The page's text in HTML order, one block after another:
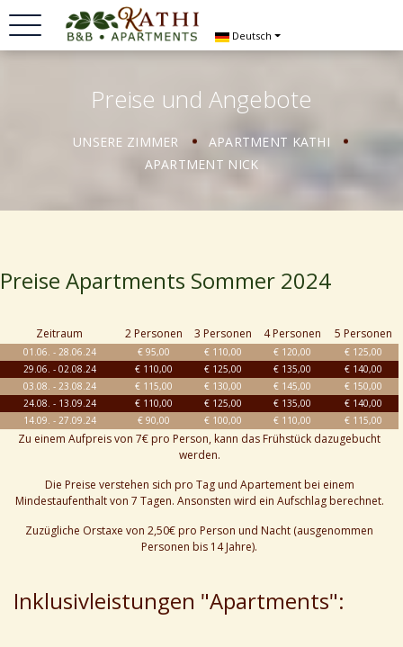
Deutsch
Preise und Angebote
UNSERE ZIMMER
APARTMENT KATHI
APARTMENT NICK
Preise Apartments Sommer 2024
Zeitraum 2 Personen 3 Personen 4 Personen 5 Personen
01.06. - 28.06.24 € 95,00 € 110,00 € 120,00
€ 125,00
29.06. - 02.08.24
€ 110,00 € 125,00 € 135,00
€ 140,00
03.08. - 23.08.24
€ 115,00 € 130,00 € 145,00
€ 150,00
24.08. - 13.09.24
€ 110,00 € 125,00 € 135,00
€ 140,00
14.09. - 27.09.24
€ 90,00 € 100,00 € 110,00 € 115,00
Zu einem Aufpreis von 7€ pro Person, kann das Frühstück dazugebucht
werden.
Die Preise verstehen sich pro Tag und Apartement bei einem
Mindestaufenthalt von 7 Tagen. Ansonsten wird ein Aufschlag berechnet.
Zuzügliche Orstaxe von 2,50€ pro Person und Nacht (ausgenommen
Personen bis 14 Jahre).
Inklusivleistungen "Apartments":